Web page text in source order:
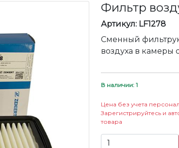
Фильтр
Артикул: LF1278
Сменный
воздуха в камеры
В наличии: 1
Цена без учета
Зарегистрируйтесь и
товара